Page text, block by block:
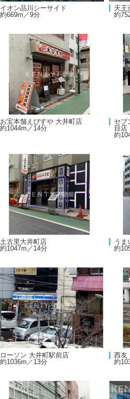
イオン品川シーサイド
約669m／9分
天王
約
お宝本舗えびすや 大井町店
約1044m／14分
セブ
目店
約
土古里大井町店
約1047m／14分
うま
約
ローソン 大井町駅前店
約1036m／13分
西友
約